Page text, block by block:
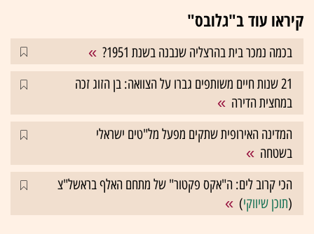
קיראו עוד ב"גלובס"
בכמה נמכר בית בהרצליה שנבנה בשנת 1951?
21 שנות חיים משותפים גברו על הצוואה: בן הזוג זכה
במחצית הדירה
המדינה האירופית שתקים מפעל מל"טים ישראלי
בשטחה
הכי קרוב לים: ה"אקס פקטור" של מתחם האלף בראשל"צ
(תוכן שיווקי)